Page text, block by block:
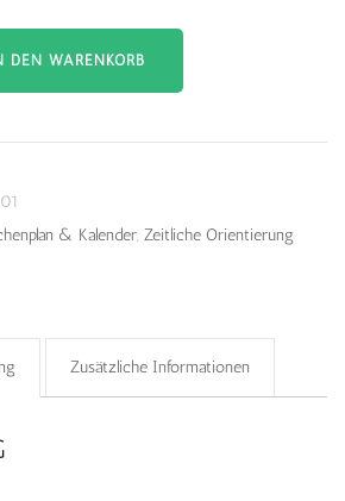
DEN WARENKORB
& Kalender, Zeitliche Orientierung
Zusätzliche Informationen